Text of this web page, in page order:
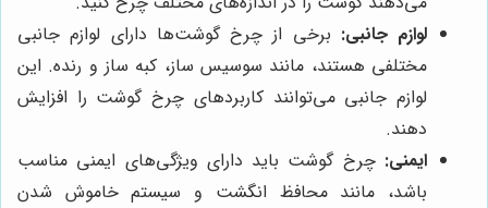
لوازم جانبی: برخی از چرخ گوشت‌ها دارای لوازم جانبی
مختلفی هستند، مانند سوسیس ساز، کبه ساز و رنده. این
لوازم جانبی می‌توانند کاربردهای چرخ گوشت را افزایش
دهند.
ایمنی: چرخ گوشت باید دارای ویژگی‌های ایمنی مناسب
باشد، مانند محافظ انگشت و سیستم خاموش شدن